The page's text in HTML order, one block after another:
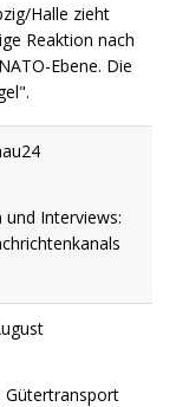
Halle zieht
Reaktion nach
Ebene. Die
Interviews:
Gütertransport